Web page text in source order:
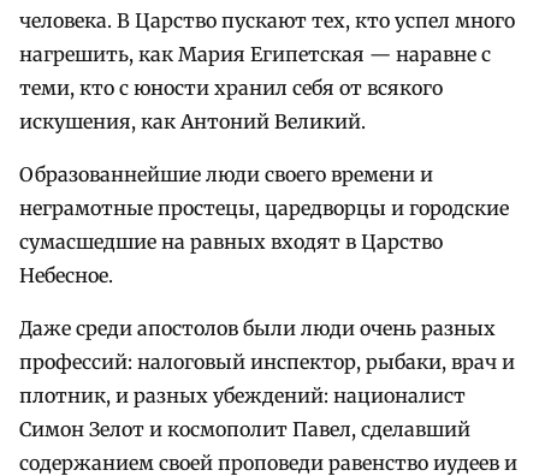
человека. В Царство пускают тех, кто успел много
нагрешить, как Мария Египетская — наравне с
теми, кто с юности хранил себя от всякого
искушения, как Антоний Великий.
Образованнейшие люди своего времени и
неграмотные простецы, царедворцы и городские
сумасшедшие на равных входят в Царство
Небесное.
Даже среди апостолов были люди очень разных
профессий: налоговый инспектор, рыбаки, врач и
плотник, и разных убеждений: националист
Симон Зелот и космополит Павел, сделавший
содержанием своей проповеди равенство иудеев и